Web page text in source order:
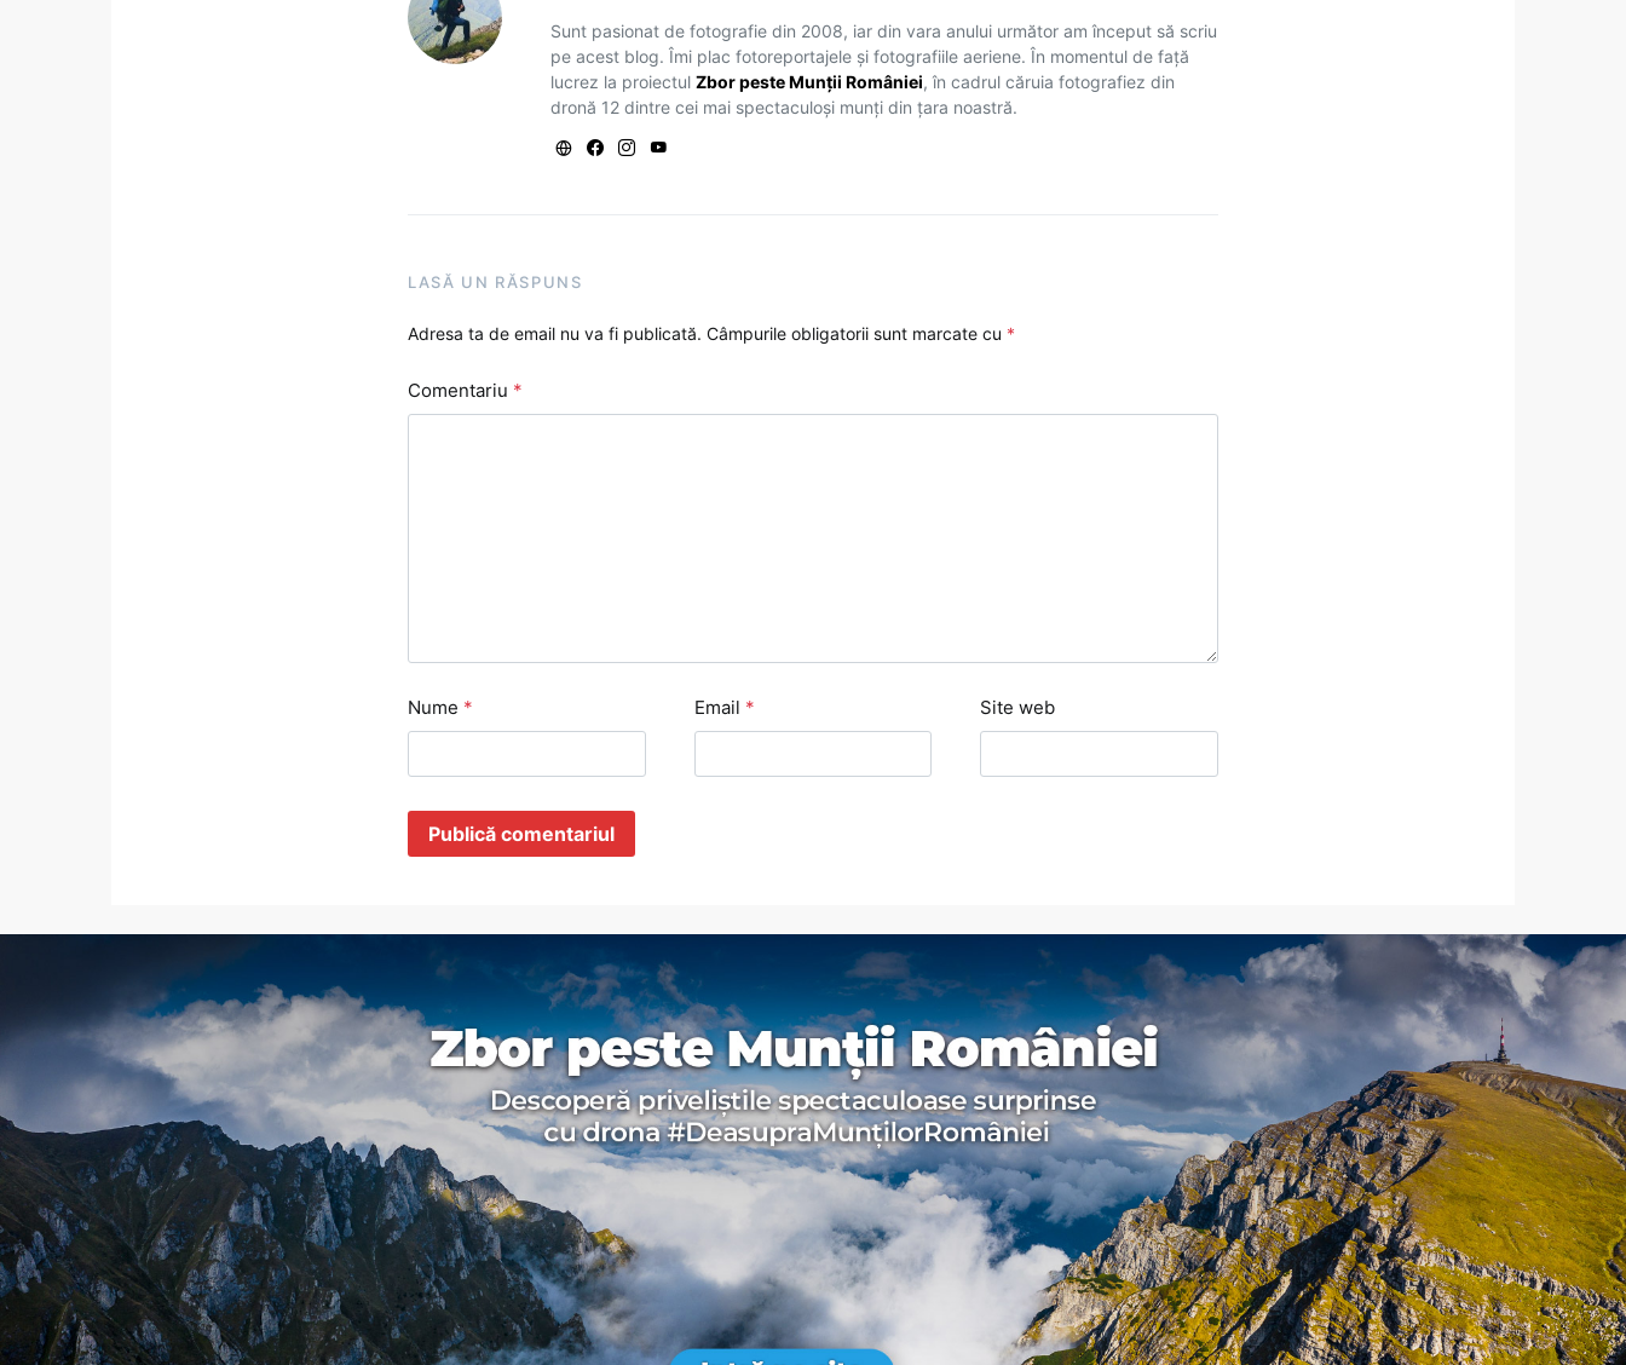
Sunt pasionat de fotografie din 2008, iar din vara anului următor am început să scriu
pe acest blog. Îmi plac fotoreportajele și fotografiile aeriene. În momentul de față
lucrez la proiectulZbor peste Munții României, în cadrul căruia fotografiez din
dronă 12 dintre cei mai spectaculoși munți din țara noastră.
LASĂ UN RĂSPUNS
Adresa ta de email nu va fi publicată. Câmpurile obligatorii sunt marcate cu *
Comentariu *
Nume * Email * Site web